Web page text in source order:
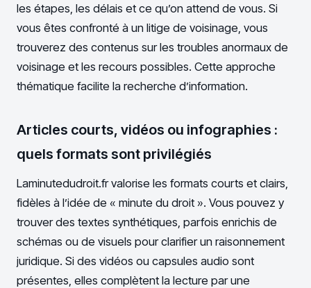
les étapes, les délais et ce qu’on attend de vous. Si
vous êtes confronté à un litige de voisinage, vous
trouverez des contenus sur les troubles anormaux de
voisinage et les recours possibles. Cette approche
thématique facilite la recherche d’information.
Articles courts, vidéos ou infographies :
quels formats sont privilégiés
Laminutedudroit.fr valorise les formats courts et clairs,
fidèles à l’idée de « minute du droit ». Vous pouvez y
trouver des textes synthétiques, parfois enrichis de
schémas ou de visuels pour clarifier un raisonnement
juridique. Si des vidéos ou capsules audio sont
présentes, elles complètent la lecture par une